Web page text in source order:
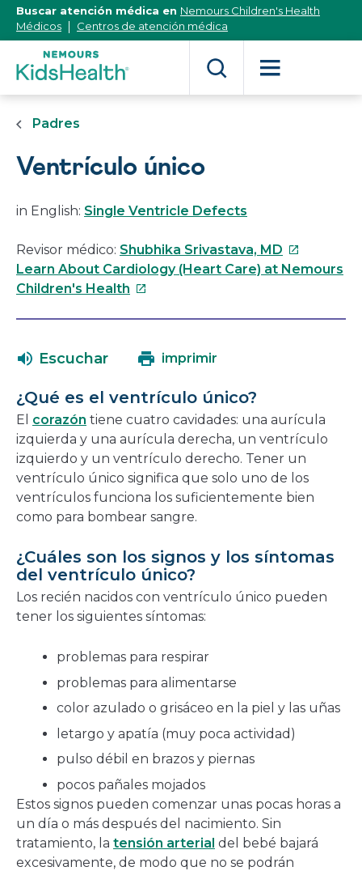
[Skip
Content]
Buscar atención médica en Nemours Children's Health
Médicos
Centros de atención médica
Padres
Ventrículo único
in English: Single Ventricle Defects
Revisor médico: Shubhika Srivastava, MD Este
enlace
Learn About Cardiology (Heart Care) at Nemours
Children's Health Este
en
nueva
ventana
Escuchar imprimir
¿Qué es el ventrículo único?
El corazón tiene cuatro cavidades: una aurícula
izquierda y una aurícula derecha, un ventrículo
izquierdo y un ventrículo derecho. Tener un
ventrículo único significa que solo uno de los
ventrículos funciona los suficientemente bien
como para bombear sangre.
¿Cuáles son los signos y los síntomas
del ventrículo único?
Los recién nacidos con ventrículo único pueden
tener los siguientes síntomas:
problemas para respirar
problemas para alimentarse
color azulado o grisáceo en la piel y las uñas
letargo y apatía (muy poca actividad)
pulso débil en brazos y piernas
pocos pañales mojados
Estos signos pueden comenzar unas pocas horas a
un día o más después del nacimiento. Sin
tratamiento, la tensión arterial del bebé bajará
excesivamente, de modo que no se podrán